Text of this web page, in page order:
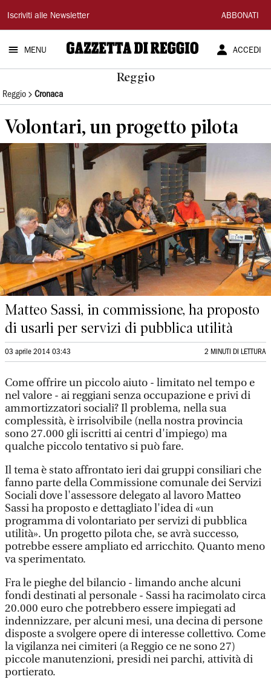
Gazzetta
di
Reggio
Iscriviti alle Newsletter ABBONATI
MENU ACCEDI
Reggio
Reggio Cronaca
Volontari, un progetto pilota
Matteo Sassi, in commissione, ha proposto
di usarli per servizi di pubblica utilità
03 aprile 2014 03:43 2 MINUTI DI LETTURA
Come offrire un piccolo aiuto - limitato nel tempo e
nel valore - ai reggiani senza occupazione e privi di
ammortizzatori sociali? Il problema, nella sua
complessità, è irrisolvibile (nella nostra provincia
sono 27.000 gli iscritti ai centri d'impiego) ma
qualche piccolo tentativo si può fare.
Il tema è stato affrontato ieri dai gruppi consiliari che
fanno parte della Commissione comunale dei Servizi
Sociali dove l'assessore delegato al lavoro Matteo
Sassi ha proposto e dettagliato l'idea di «un
programma di volontariato per servizi di pubblica
utilità». Un progetto pilota che, se avrà successo,
potrebbe essere ampliato ed arricchito. Quanto meno
va sperimentato.
Fra le pieghe del bilancio - limando anche alcuni
fondi destinati al personale - Sassi ha racimolato circa
20.000 euro che potrebbero essere impiegati ad
indennizzare, per alcuni mesi, una decina di persone
disposte a svolgere opere di interesse collettivo. Come
la vigilanza nei cimiteri (a Reggio ce ne sono 27)
piccole manutenzioni, presidi nei parchi, attività di
portierato.